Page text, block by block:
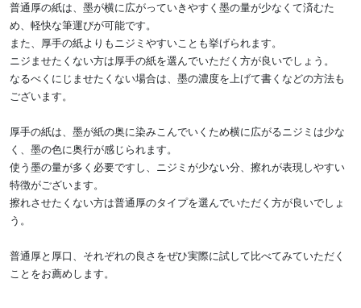
普通厚の紙は、墨が横に広がっていきやすく墨の量が少なくて済むた
め、軽快な筆運びが可能です。
また、厚手の紙よりもニジミやすいことも挙げられます。
ニジませたくない方は厚手の紙を選んでいただく方が良いでしょう。
なるべくにじませたくない場合は、墨の濃度を上げて書くなどの方法も
ございます。
厚手の紙は、墨が紙の奥に染みこんでいくため横に広がるニジミは少な
く、墨の色に奥行が感じられます。
使う墨の量が多く必要ですし、ニジミが少ない分、擦れが表現しやすい
特徴がございます。
擦れさせたくない方は普通厚のタイプを選んでいただく方が良いでしょ
う。
普通厚と厚口、それぞれの良さをぜひ実際に試して比べてみていただく
ことをお薦めします。